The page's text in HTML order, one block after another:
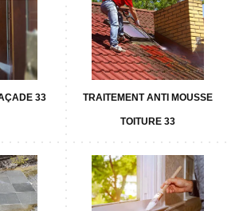
33 TRAITEMENT ANTI MOUSSE
TOITURE 33